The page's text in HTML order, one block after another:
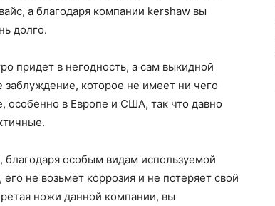
а благодаря компании kershaw вы
долго.
придет в негодность, а сам выкидной
которое не имеет ни чего
в Европе и США, так что давно
особым видам используемой
не возьмет коррозия и не потеряет свой
ножи данной компании, вы